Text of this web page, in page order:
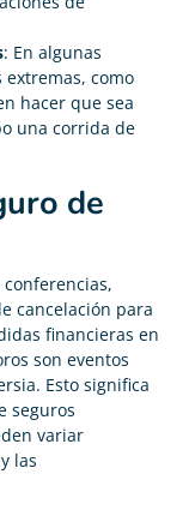
: En algunas
extremas, como
hacer que sea
una corrida de
de
cancelación para
financieras en
son eventos
Esto significa
seguros
variar
las